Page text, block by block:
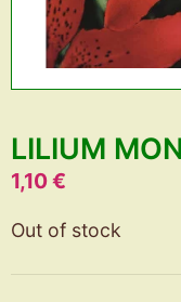
LILIUM
1,10€
Out of stock